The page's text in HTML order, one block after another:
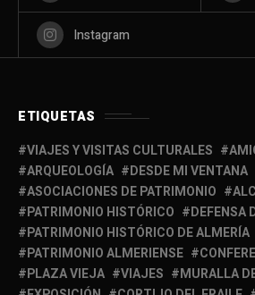
Instagram
ETIQUETAS
VIAJES Y VISITAS CULTURALES
ARQUEOLOGÍA
DESDE MI VENTANA
ASOCIACIONES DE PATRIMONIO
PATRIMONIO HISTÓRICO
DEFENSA
PATRIMONIO HISTÓRICO DE ALMERÍA
PATRIMONIO ALMERIENSE
PLAZA VIEJA
VIAJES
MURALLA